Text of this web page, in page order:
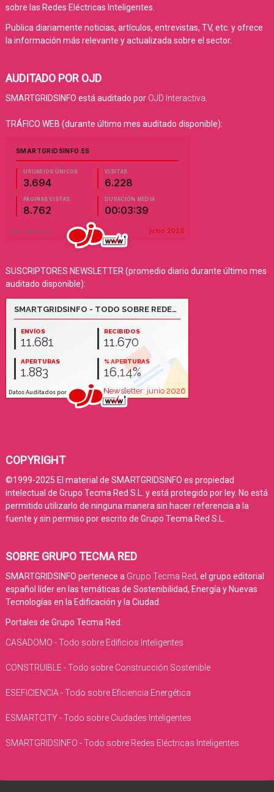
sobre las Redes Eléctricas Inteligentes.
Publica diariamente noticias, artículos, entrevistas, TV, etc. y ofrece
la información más relevante y actualizada sobre el sector.
AUDITADO POR OJD
SMARTGRIDSINFO está auditado por OJD Interactiva
TRÁFICO WEB (durante último mes auditado disponible):
SUSCRIPTORES NEWSLETTER (promedio diario durante último mes
auditado disponible):
COPYRIGHT
©1999-2025 El material de SMARTGRIDSINFO es propiedad
intelectual de Grupo Tecma Red S.L. y está protegido por ley. No está
permitido utilizarlo de ninguna manera sin hacer referencia a la
fuente y sin permiso por escrito de Grupo Tecma Red S.L.
SOBRE GRUPO TECMA RED
SMARTGRIDSINFO pertenece a Grupo Tecma Red, el grupo editorial
español líder en las temáticas de Sostenibilidad, Energía y Nuevas
Tecnologías en la Edificación y la Ciudad.
Portales de Grupo Tecma Red:
CASADOMO - Todo sobre Edificios Inteligentes
CONSTRUIBLE - Todo sobre Construcción Sostenible
ESEFICIENCIA - Todo sobre Eficiencia Energética
ESMARTCITY - Todo sobre Ciudades Inteligentes
SMARTGRIDSINFO - Todo sobre Redes Eléctricas Inteligentes